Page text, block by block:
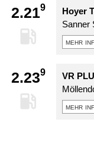
2.219
Hoyer
Sanner
mehr
2.239
VR
mehr